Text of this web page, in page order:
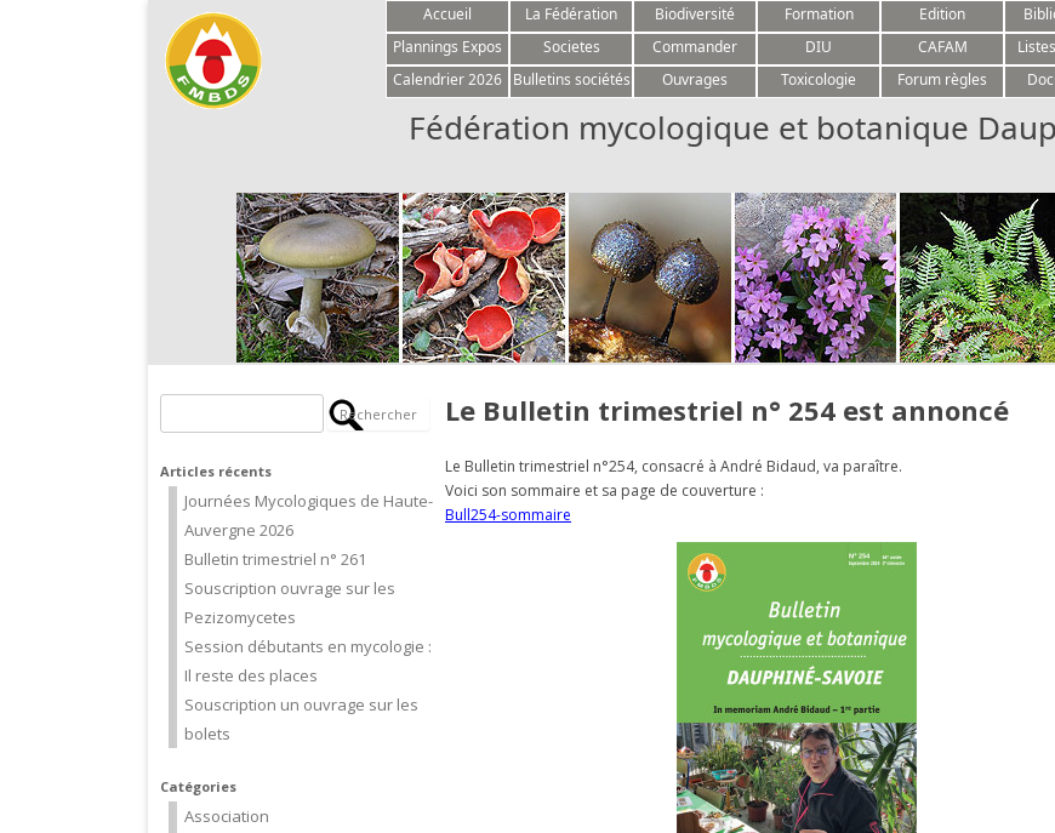
Aller au contenu
Accueil La Fédération Biodiversité Formation Edition
Plannings Expos
Societes Commander DIU CAFAM
Calendrier 2026 Bulletins sociétés Ouvrages Toxicologie Forum règles
Fédération mycologique et botanique
Articles récents
Journées Mycologiques de Haute-
Auvergne 2026
Bulletin trimestriel n° 261
Souscription ouvrage sur les
Pezizomycetes
Session débutants en mycologie :
Il reste des places
Souscription un ouvrage sur les
bolets
Catégories
Association
Le Bulletin trimestriel n° 254 est annoncé
Le Bulletin trimestriel n°254, consacré à André Bidaud, va paraître.
Voici son sommaire et sa page de couverture :
Bull254-sommaire